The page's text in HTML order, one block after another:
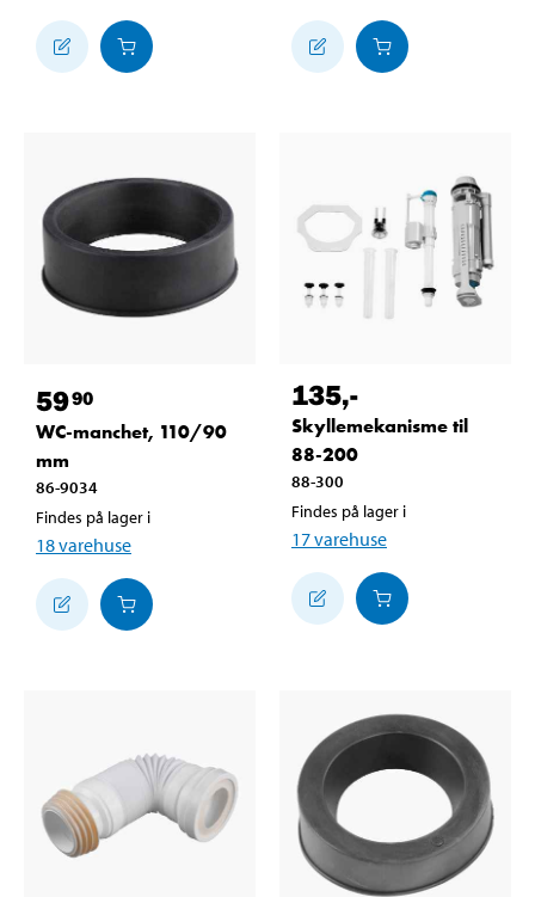
5990
WC-manchet, 110/90
mm
86-9034
Findes på lager i
18varehuse
135,-
Skyllemekanisme til
88-200
88-300
Findes på lager i
17varehuse